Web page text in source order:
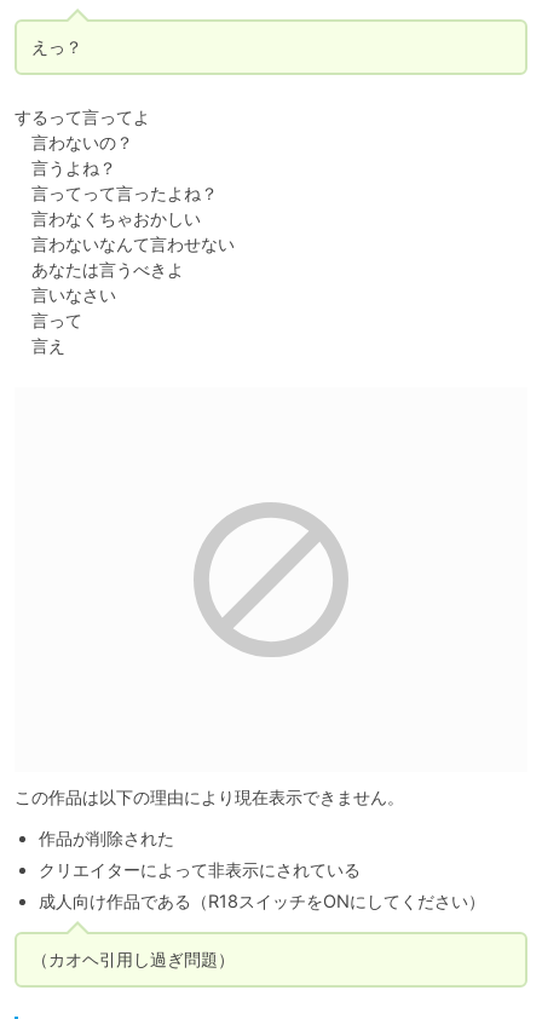
えっ？
するって言ってよ
言わないの？
言うよね？
言ってって言ったよね？
言わなくちゃおかしい
言わないなんて言わせない
あなたは言うべきよ
言いなさい
言って
言え
この作品は以下の理由により現在表示できません。
作品が削除された
クリエイターによって非表示にされている
成人向け作品である（R18スイッチをONにしてください）
（カオヘ引用し過ぎ問題）